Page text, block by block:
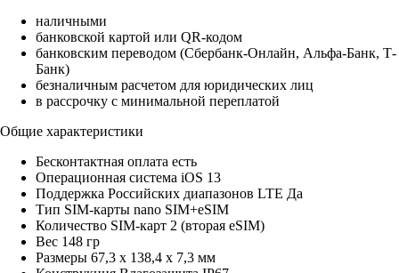
наличными
банковской картой или QR-кодом
банковским переводом (Сбербанк-Онлайн, Альфа-Банк, Т-
Банк)
безналичным расчетом для юридических лиц
в рассрочку с минимальной переплатой
Общие характеристики
Бесконтактная оплата есть
Операционная система iOS 13
Поддержка Российских диапазонов LTE Да
Тип SIM-карты nano SIM+eSIM
Количество SIM-карт 2 (вторая eSIM)
Вес 148 гр
Размеры 67,3 x 138,4 x 7,3 мм